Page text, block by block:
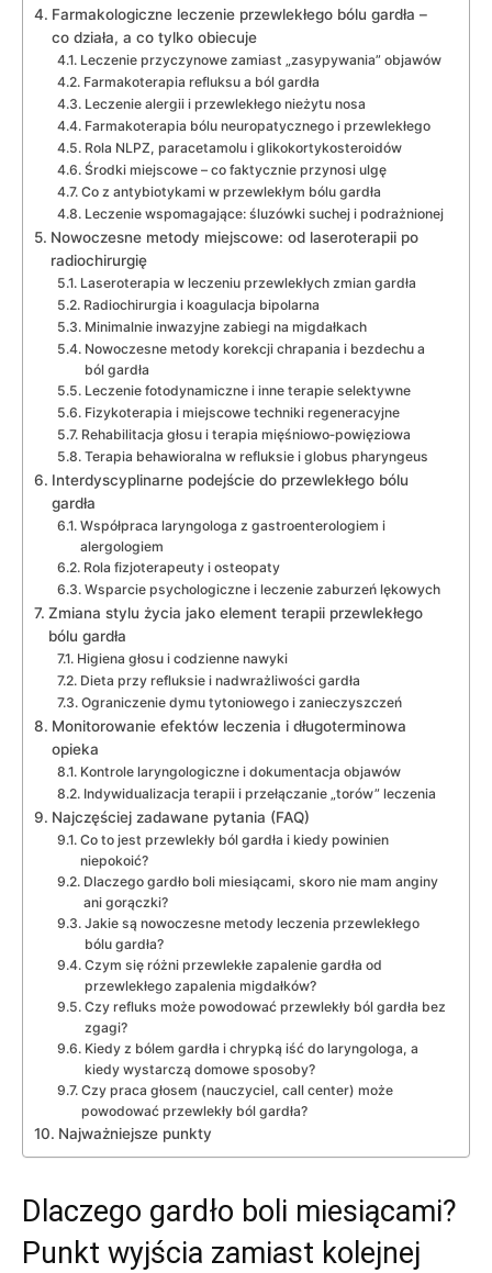
Farmakologiczne leczenie przewlekłego bólu gardła –
co działa, a co tylko obiecuje
Leczenie przyczynowe zamiast „zasypywania” objawów
Farmakoterapia refluksu a ból gardła
Leczenie alergii i przewlekłego nieżytu nosa
Farmakoterapia bólu neuropatycznego i przewlekłego
Rola NLPZ, paracetamolu i glikokortykosteroidów
Środki miejscowe – co faktycznie przynosi ulgę
Co z antybiotykami w przewlekłym bólu gardła
Leczenie wspomagające: śluzówki suchej i podrażnionej
Nowoczesne metody miejscowe: od laseroterapii po
radiochirurgię
Laseroterapia w leczeniu przewlekłych zmian gardła
Radiochirurgia i koagulacja bipolarna
Minimalnie inwazyjne zabiegi na migdałkach
Nowoczesne metody korekcji chrapania i bezdechu a
ból gardła
Leczenie fotodynamiczne i inne terapie selektywne
Fizykoterapia i miejscowe techniki regeneracyjne
Rehabilitacja głosu i terapia mięśniowo‑powięziowa
Terapia behawioralna w refluksie i globus pharyngeus
Interdyscyplinarne podejście do przewlekłego bólu
gardła
Współpraca laryngologa z gastroenterologiem i
alergologiem
Rola fizjoterapeuty i osteopaty
Wsparcie psychologiczne i leczenie zaburzeń lękowych
Zmiana stylu życia jako element terapii przewlekłego
bólu gardła
Higiena głosu i codzienne nawyki
Dieta przy refluksie i nadwrażliwości gardła
Ograniczenie dymu tytoniowego i zanieczyszczeń
Monitorowanie efektów leczenia i długoterminowa
opieka
Kontrole laryngologiczne i dokumentacja objawów
Indywidualizacja terapii i przełączanie „torów” leczenia
Najczęściej zadawane pytania (FAQ)
Co to jest przewlekły ból gardła i kiedy powinien
niepokoić?
Dlaczego gardło boli miesiącami, skoro nie mam anginy
ani gorączki?
Jakie są nowoczesne metody leczenia przewlekłego
bólu gardła?
Czym się różni przewlekłe zapalenie gardła od
przewlekłego zapalenia migdałków?
Czy refluks może powodować przewlekły ból gardła bez
zgagi?
Kiedy z bólem gardła i chrypką iść do laryngologa, a
kiedy wystarczą domowe sposoby?
Czy praca głosem (nauczyciel, call center) może
powodować przewlekły ból gardła?
Najważniejsze punkty
Dlaczego gardło boli miesiącami?
Punkt wyjścia zamiast kolejnej